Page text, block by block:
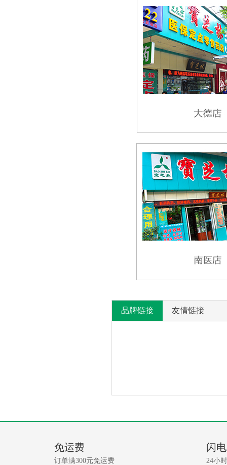
品牌链接 友情链接
免运费
订单满300元免运费
闪
24小